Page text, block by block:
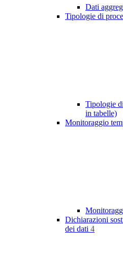
Dati
Tipologie di
Tipologie
in tabelle)
Monitoraggio
Dichiarazioni
dei dati 4